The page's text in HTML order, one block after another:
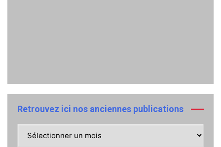
Retrouvez ici nos anciennes publications